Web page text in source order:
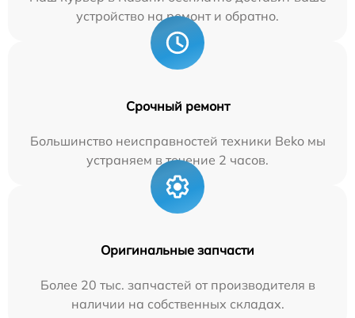
устройство на ремонт и обратно.
Срочный ремонт
Большинство неисправностей техники Beko мы
устраняем в течение 2 часов.
Оригинальные запчасти
Более 20 тыс. запчастей от производителя в
наличии на собственных складах.